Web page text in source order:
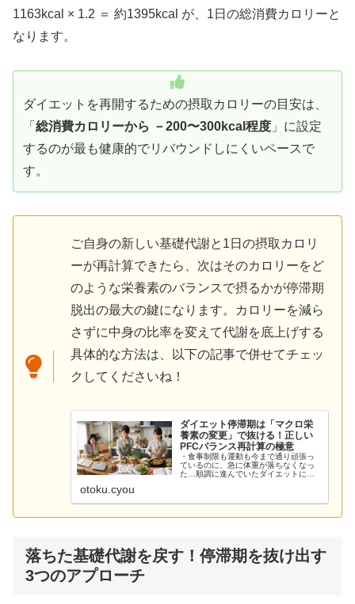
1163kcal × 1.2 ＝ 約1395kcal が、1日の総消費カロリーと
なります。
ダイエットを再開するための摂取カロリーの目安は、
「 総消費カロリーから －200〜300kcal程度 」に設定
するのが最も健康的でリバウンドしにくいペースで
す。
ご自身の新しい基礎代謝と1日の摂取カロリ
ーが再計算できたら、次はそのカロリーをど
のような栄養素のバランスで摂るかが停滞期
脱出の最大の鍵になります。カロリーを減ら
さずに中身の比率を変えて代謝を底上げする
具体的な方法は、以下の記事で併せてチェッ
クしてくださいね！
ダイエット停滞期は「マクロ栄
養素の変更」で抜ける！正しい
PFCバランス再計算の極意
・食事制限も運動も今まで通り頑張っ
ているのに、急に体重が落ちなくなっ
た…順調に進んでいたダイエットに突
る...
otoku.cyou
落ちた基礎代謝を戻す！停滞期を抜け出す
3つのアプローチ